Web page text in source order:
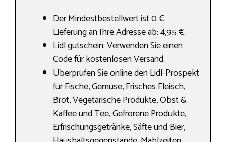
Der Mindestbestellwert ist 0 €.
Lieferung an Ihre Adresse ab: 4,95 €.
Lidl gutschein: Verwenden Sie einen
Code für kostenlosen Versand.
Überprüfen Sie online den Lidl-Prospekt
für Fische, Gemüse, Frisches Fleisch,
Brot, Vegetarische Produkte, Obst &
Kaffee und Tee, Gefrorene Produkte,
Erfrischungsgetränke, Säfte und Bier,